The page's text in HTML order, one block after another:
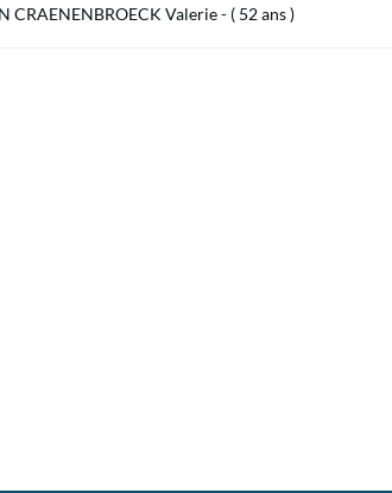
CRAENENBROECK Valerie - ( 52 ans )